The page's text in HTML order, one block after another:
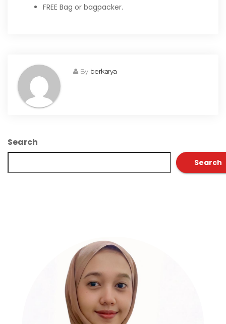
FREE Bag or bagpacker.
By berkarya
Search
Search